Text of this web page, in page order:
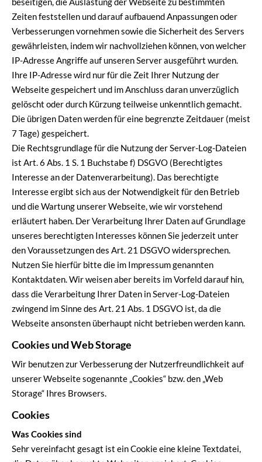
Zeiten feststellen und darauf aufbauend Anpassungen oder
Verbesserungen vornehmen sowie die Sicherheit des Servers
gewährleisten, indem wir nachvollziehen können, von welcher
IP-Adresse Angriffe auf unseren Server ausgeführt wurden.
Ihre IP-Adresse wird nur für die Zeit Ihrer Nutzung der
Webseite gespeichert und im Anschluss daran unverzüglich
gelöscht oder durch Kürzung teilweise unkenntlich gemacht.
Die übrigen Daten werden für eine begrenzte Zeitdauer (meist
7 Tage) gespeichert.
Die Rechtsgrundlage für die Nutzung der Server-Log-Dateien
ist Art. 6 Abs. 1 S. 1 Buchstabe f) DSGVO (Berechtigtes
Interesse an der Datenverarbeitung). Das berechtigte
Interesse ergibt sich aus der Notwendigkeit für den Betrieb
und die Wartung unserer Webseite, wie wir vorstehend
erläutert haben. Der Verarbeitung Ihrer Daten auf Grundlage
unseres berechtigten Interesses können Sie jederzeit unter
den Voraussetzungen des Art. 21 DSGVO widersprechen.
Nutzen Sie hierfür bitte die im Impressum genannten
Kontaktdaten. Wir weisen aber bereits im Vorfeld darauf hin,
dass die Verarbeitung Ihrer Daten in Server-Log-Dateien
zwingend im Sinne des Art. 21 Abs. 1 DSGVO ist, da die
Webseite ansonsten überhaupt nicht betrieben werden kann.
Cookies und Web Storage
Wir benutzen zur Verbesserung der Nutzerfreundlichkeit auf
unserer Webseite sogenannte „Cookies“ bzw. den „Web
Storage“ Ihres Browsers.
Cookies
Was Cookies sind
Sehr vereinfacht gesagt ist ein Cookie eine kleine Textdatei,